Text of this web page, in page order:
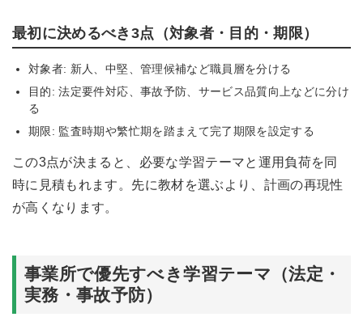
最初に決めるべき3点（対象者・目的・期限）
対象者: 新人、中堅、管理候補など職員層を分ける
目的: 法定要件対応、事故予防、サービス品質向上などに分け
る
期限: 監査時期や繁忙期を踏まえて完了期限を設定する
この3点が決まると、必要な学習テーマと運用負荷を同
時に見積もれます。先に教材を選ぶより、計画の再現性
が高くなります。
事業所で優先すべき学習テーマ（法定・
実務・事故予防）